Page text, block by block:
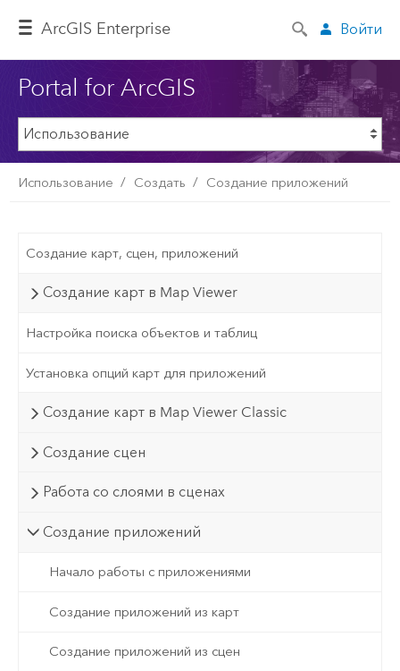
ArcGIS Enterprise Войти
Portal for ArcGIS
Использование Создать Создание приложений
Создание карт, сцен, приложений
Создание карт в Map Viewer
Настройка поиска объектов и таблиц
Установка опций карт для приложений
Создание карт в Map Viewer Classic
Создание сцен
Работа со слоями в сценах
Создание приложений
Начало работы с приложениями
Создание приложений из карт
Создание приложений из сцен